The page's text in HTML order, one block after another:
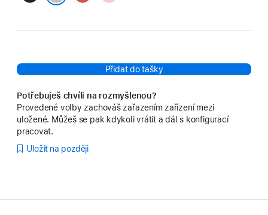
Přidat do tašky
Potřebuješ chvíli na rozmyšlenou?
Provedené volby zachováš zařazením zařízení mezi
uložené. Můžeš se pak kdykoli vrátit a dál s konfigurací
pracovat.
Uložit na později